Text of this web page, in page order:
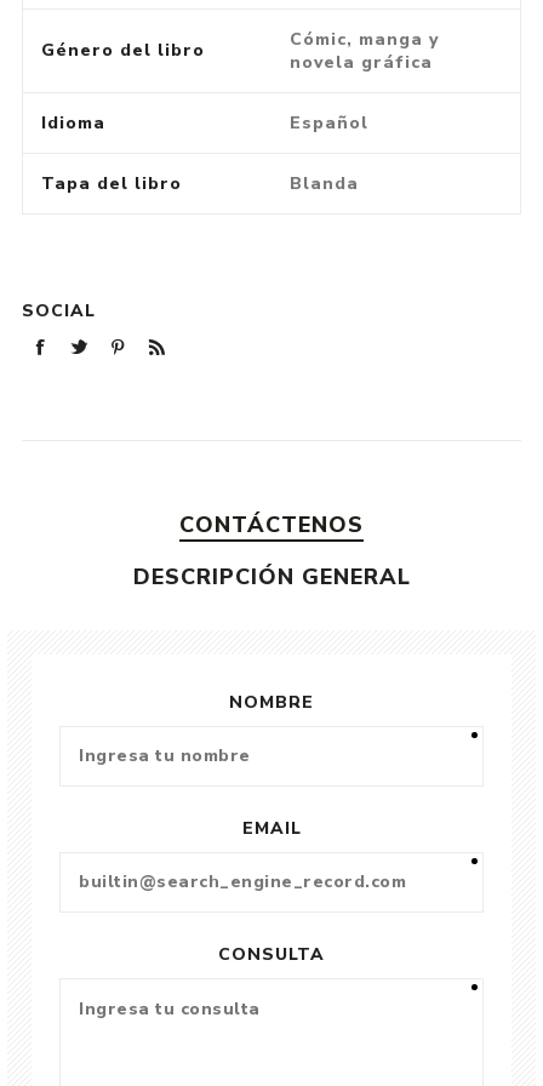
Género del libro
Cómic, manga y
novela gráfica
Idioma Español
Tapa del libro Blanda
SOCIAL
CONTÁCTENOS
DESCRIPCIÓN GENERAL
NOMBRE
EMAIL
CONSULTA